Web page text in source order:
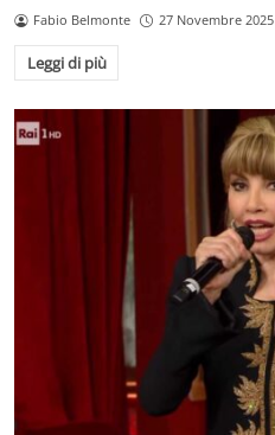
Fabio Belmonte 27 Novembre 2025
Leggi di più